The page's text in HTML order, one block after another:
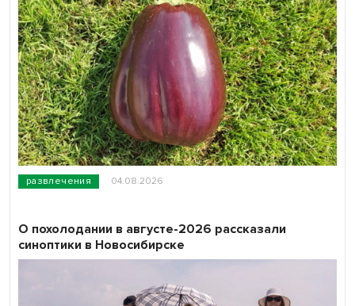
развлечения 04.08.2026
О похолодании в августе-2026 рассказали
синоптики в Новосибирске